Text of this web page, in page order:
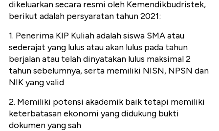
dikeluarkan secara resmi oleh Kemendikbudristek,
berikut adalah persyaratan tahun 2021:
1. Penerima KIP Kuliah adalah siswa SMA atau
sederajat yang lulus atau akan lulus pada tahun
berjalan atau telah dinyatakan lulus maksimal 2
tahun sebelumnya, serta memiliki NISN, NPSN dan
NIK yang valid
2. Memiliki potensi akademik baik tetapi memiliki
keterbatasan ekonomi yang didukung bukti
dokumen yang sah